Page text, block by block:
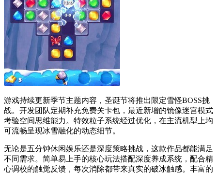
游戏持续更新季节主题内容，圣诞节将推出限定雪怪BOSS挑
战。开发团队定期补充免费关卡包，最近新增的镜像迷宫模式
考验空间思维能力。特效粒子系统经过优化，在主流机型上均
可流畅呈现冰雪融化的动态细节。
无论是五分钟休闲娱乐还是深度策略挑战，这款作品都能满足
不同需求。简单易上手的核心玩法搭配深度养成系统，配合精
心调校的触觉反馈，每次消除都带来真实的破冰触感。丰富的